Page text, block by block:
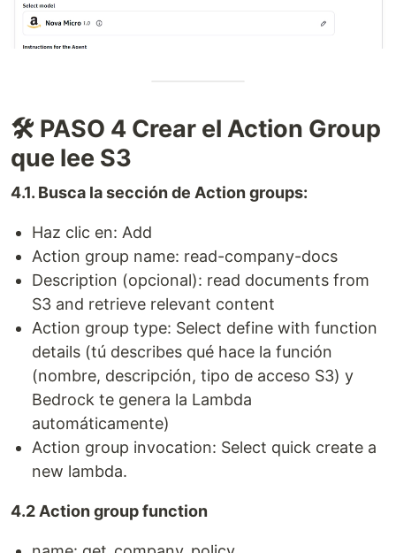
🛠️ PASO 4 Crear el Action Group
que lee S3
4.1. Busca la sección de Action groups:
Haz clic en: Add
Action group name: read-company-docs
Description (opcional): read documents from
S3 and retrieve relevant content
Action group type: Select define with function
details (tú describes qué hace la función
(nombre, descripción, tipo de acceso S3) y
Bedrock te genera la Lambda
automáticamente)
Action group invocation: Select quick create a
new lambda.
4.2 Action group function